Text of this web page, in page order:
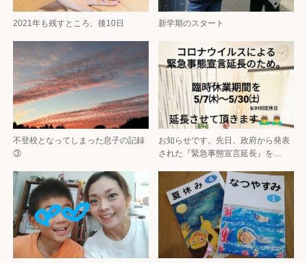
2021年も残すところ、後10日 新学期のスタート
不登校となってしまった息子の記録
③
お知らせです。先日、政府から発表
された『緊急事態宣言延長』を…